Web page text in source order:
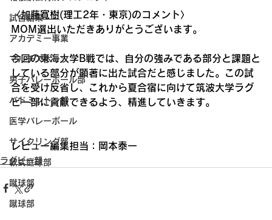
試合結果
アカデミー事業
マルチスポーツ
男子バレーボール部
バドミントン部
医学バレーボール
サイクリング部
軟式庭球部
蹴球部
蹴球部
〈加藤寛樹(理工2年・東京)のコメント〉
MOM選出いただきありがとうございます。
今回の東海大学B戦では、自分の強みである部分と課題と
している部分が顕著に出た試合だと感じました。この試
合を受け反省し、これから夏合宿に向けて筑波大学ラグ
ビー部に貢献できるよう、精進していきます。
レビュー編集担当：岡本泰一
ラグビー部